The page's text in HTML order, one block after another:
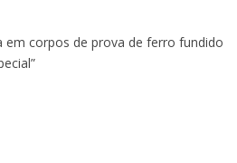
em corpos de prova de ferro fundido